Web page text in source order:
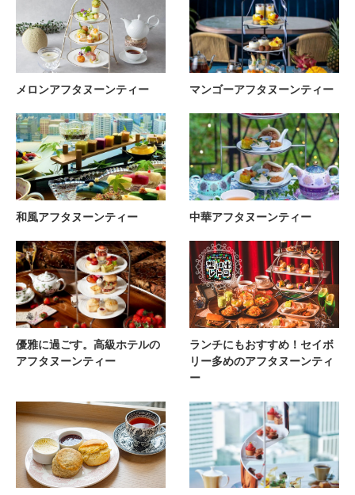
メロンアフタヌーンティー マンゴーアフタヌーンティー
和風アフタヌーンティー 中華アフタヌーンティー
優雅に過ごす。高級ホテルの
アフタヌーンティー
ランチにもおすすめ！セイボ
リー多めのアフタヌーンティ
ー